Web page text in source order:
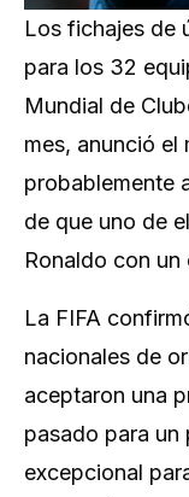
Los fichajes de
para los 32
Mundial de
mes, anunció el
probablemente
de que uno de
Ronaldo con
La FIFA
nacionales de
aceptaron una
pasado para un
excepcional